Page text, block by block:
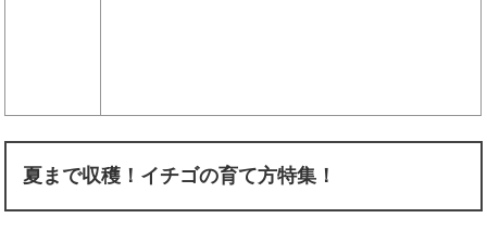
夏まで収穫！イチゴの育て方特集！